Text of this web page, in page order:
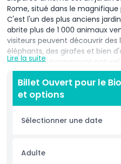
Rome, situé dans le magnifique
C'est l'un des plus anciens
abrite plus de 1 000 animaux
visiteurs peuvent découvrir des
éléphants, des girafes et bien
dans un environnement naturel
zoologique Bioparco di Roma
espèces en danger et vise à
conservation de la faune. Il
de passer du temps de
tout en profitant de la nature
zoologique dispose d'enclos
activités captivantes et des
permettent aux visiteurs d'en
Lire la suite
Billet Ouvert pour le
et options
Sélectionner une date
Adulte